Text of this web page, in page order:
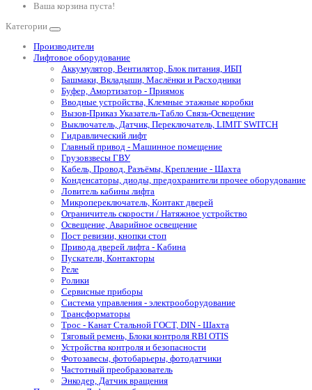
Ваша корзина пуста!
Категории
Производители
Лифтовое оборудование
Аккумулятор, Вентилятор, Блок питания, ИБП
Башмаки, Вкладыши, Маслёнки и Расходники
Буфер, Амортизатор - Приямок
Вводные устройства, Клемные этажные коробки
Вызов-Приказ Указатель-Табло Связь-Освещение
Выключатель, Датчик, Переключатель, LIMIT SWITCH
Гидравлический лифт
Главный привод - Машинное помещение
Грузовзвесы ГВУ
Кабель, Провод, Разъёмы, Крепление - Шахта
Конденсаторы, диоды, предохранители прочее оборудование
Ловитель кабины лифта
Микропереключатель, Контакт дверей
Ограничитель скорости / Натяжное устройство
Освещение, Аварийное освещение
Пост ревизии, кнопки стоп
Привода дверей лифта - Кабина
Пускатели, Контакторы
Реле
Ролики
Сервисные приборы
Система управления - электрооборудование
Трансформаторы
Трос - Канат Стальной ГОСТ, DIN - Шахта
Тяговый ремень, Блоки контроля RBI OTIS
Устройства контроля и безопасности
Фотозавесы, фотобарьеры, фотодатчики
Частотный преобразователь
Энкодер, Датчик вращения